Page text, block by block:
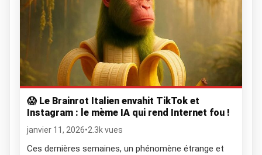
😱 Le Brainrot Italien envahit TikTok et
Instagram : le mème IA qui rend Internet fou !
janvier 11, 2026•2.3k vues
Ces dernières semaines, un phénomène étrange et